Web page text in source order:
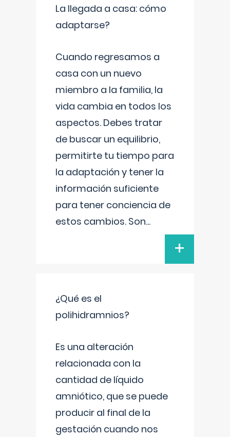
La llegada a casa: cómo
adaptarse?
Cuando regresamos a
casa con un nuevo
miembro a la familia, la
vida cambia en todos los
aspectos. Debes tratar
de buscar un equilibrio,
permitirte tu tiempo para
la adaptación y tener la
información suficiente
para tener conciencia de
estos cambios. Son...
+
¿Qué es el
polihidramnios?
Es una alteración
relacionada con la
cantidad de líquido
amniótico, que se puede
producir al final de la
gestación cuando nos